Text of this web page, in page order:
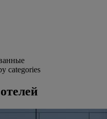
categories